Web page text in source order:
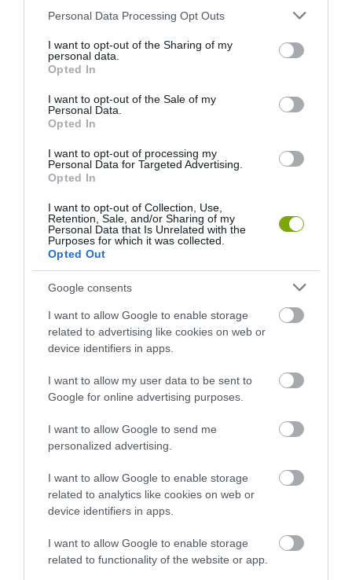
Please note that this website/app uses one or more Google
not limited to your visit or usage behaviour. You may click to
grant or deny consent to Google and its third-party tags to
use your data for below specified purposes in below Google
consent section.
Personal Data Processing Opt Outs
I want to opt-out of the Sharing of my
personal data.
Opted In
I want to opt-out of the Sale of my
Personal Data.
Opted In
I want to opt-out of processing my
Personal Data for Targeted Advertising.
Opted In
I want to opt-out of Collection, Use,
Retention, Sale, and/or Sharing of my
Personal Data that Is Unrelated with the
Purposes for which it was collected.
Opted Out
Google consents
I want to allow Google to enable storage
related to advertising like cookies on web or
device identifiers in apps.
I want to allow my user data to be sent to
Google for online advertising purposes.
I want to allow Google to send me
personalized advertising.
I want to allow Google to enable storage
related to analytics like cookies on web or
device identifiers in apps.
I want to allow Google to enable storage
related to functionality of the website or app.
OLIMPIAI CSOKROK
HASONLÓ ÉRDEKESSÉGEK
A KOALA EVOLÚCIÓS MÚLTJA
NYUGODT
EUKALIPTUSZRÁGCSÁLÁS
SUGALLJA
A KORALLZÁTONY NEM CSAK
500 EDDIG ISMERETLEN
LAKÓJÁT MUTATTA MEG